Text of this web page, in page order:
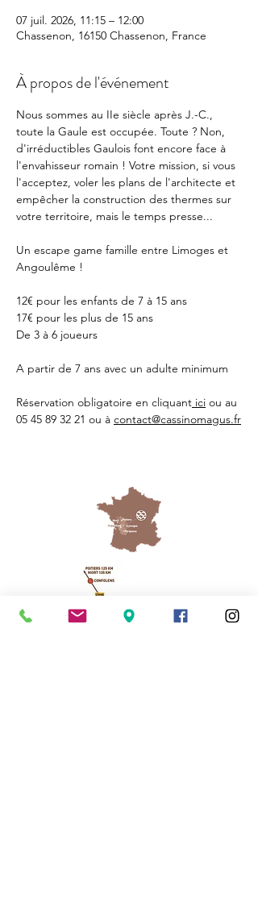
07 juil. 2026, 11:15 – 12:00
Chassenon, 16150 Chassenon, France
À propos de l'événement
Nous sommes au IIe siècle après J.-C.,
toute la Gaule est occupée. Toute ? Non,
d'irréductibles Gaulois font encore face à
l'envahisseur romain ! Votre mission, si vous
l'acceptez, voler les plans de l'architecte et
empêcher la construction des thermes sur
votre territoire, mais le temps presse...
Un escape game famille entre Limoges et
Angoulême !
12€ pour les enfants de 7 à 15 ans
17€ pour les plus de 15 ans
De 3 à 6 joueurs
A partir de 7 ans avec un adulte minimum
Réservation obligatoire en cliquant ici ou au
05 45 89 32 21 ou à contact@cassinomagus.fr